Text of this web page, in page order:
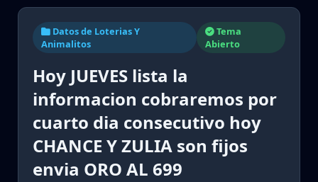
Datos de Loterias Y
Animalitos
Tema
Abierto
Hoy JUEVES lista la
informacion cobraremos por
cuarto dia consecutivo hoy
CHANCE Y ZULIA son fijos
envia ORO AL 699